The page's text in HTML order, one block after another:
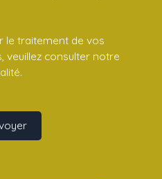
le traitement de vos
veuillez consulter notre
.